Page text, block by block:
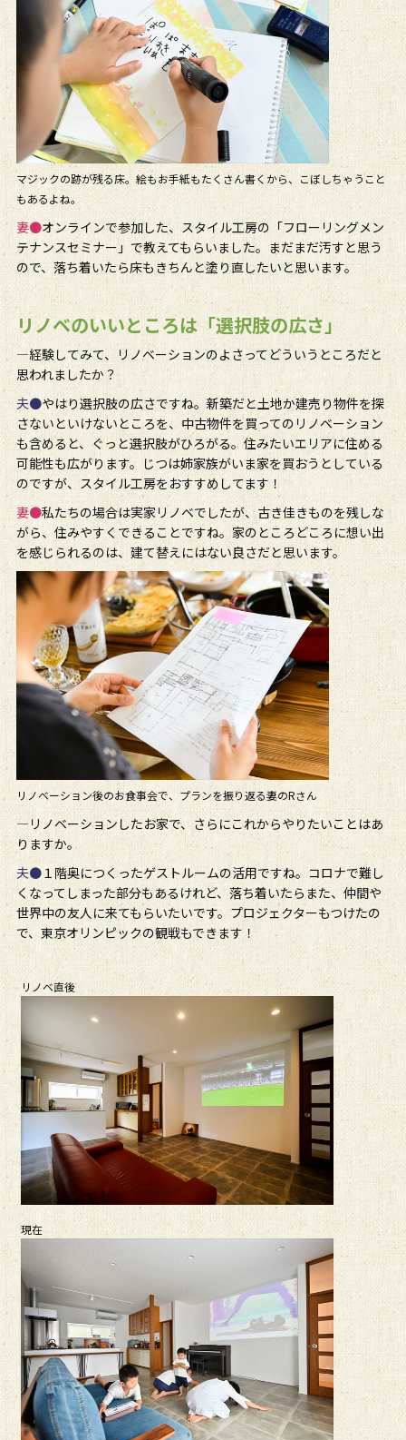
マジックの跡が残る床。絵もお手紙もたくさん書くから、こぼしちゃうこと
もあるよね。
妻●オンラインで参加した、スタイル工房の「フローリングメン
テナンスセミナー」で教えてもらいました。まだまだ汚すと思う
ので、落ち着いたら床もきちんと塗り直したいと思います。
リノベのいいところは「選択肢の広さ」
―経験してみて、リノベーションのよさってどういうところだと
思われましたか？
夫●やはり選択肢の広さですね。新築だと土地か建売り物件を探
さないといけないところを、中古物件を買ってのリノベーション
も含めると、ぐっと選択肢がひろがる。住みたいエリアに住める
可能性も広がります。じつは姉家族がいま家を買おうとしている
のですが、スタイル工房をおすすめしてます！
妻●私たちの場合は実家リノベでしたが、古き佳きものを残しな
がら、住みやすくできることですね。家のところどころに想い出
を感じられるのは、建て替えにはない良さだと思います。
リノベーション後のお食事会で、プランを振り返る妻のRさん
―リノベーションしたお家で、さらにこれからやりたいことはあ
りますか。
夫●１階奥につくったゲストルームの活用ですね。コロナで難し
くなってしまった部分もあるけれど、落ち着いたらまた、仲間や
世界中の友人に来てもらいたいです。プロジェクターもつけたの
で、東京オリンピックの観戦もできます！
リノベ直後
現在